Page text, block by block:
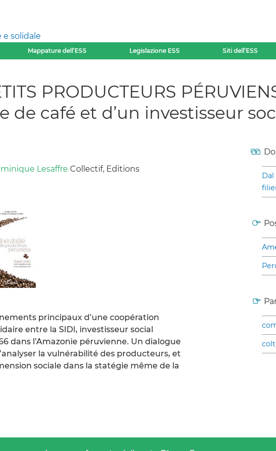
e solidale
Mappature dell’ESS Legislazione ESS Siti dell’ESS
PRODUCTEURS
de café et d’un investisseur
Lesaffre Collectif, Editions
principaux d’une coopération
entre la SIDI, investisseur social
dans l’Amazonie péruvienne. Un dialogue
la vulnérabilité des producteurs, et
sociale dans la statégie même de la